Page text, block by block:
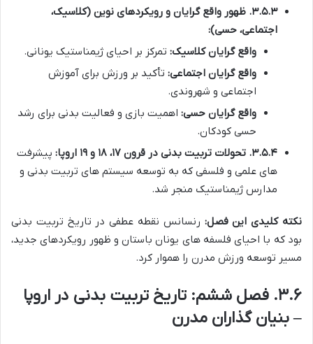
۳.۵.۳. ظهور واقع گرایان و رویکردهای نوین (کلاسیک،
اجتماعی، حسی):
واقع گرایان کلاسیک: تمرکز بر احیای ژیمناستیک یونانی.
واقع گرایان اجتماعی: تأکید بر ورزش برای آموزش
اجتماعی و شهروندی.
واقع گرایان حسی: اهمیت بازی و فعالیت بدنی برای رشد
حسی کودکان.
۳.۵.۴. تحولات تربیت بدنی در قرون ۱۷، ۱۸ و ۱۹ اروپا:
پیشرفت
های علمی و فلسفی که به توسعه سیستم های تربیت بدنی و
مدارس ژیمناستیک منجر شد.
نکته کلیدی این فصل: رنسانس نقطه عطفی در تاریخ تربیت بدنی
بود که با احیای فلسفه های یونان باستان و ظهور رویکردهای جدید،
مسیر توسعه ورزش مدرن را هموار کرد.
۳.۶. فصل ششم: تاریخ تربیت بدنی در اروپا
– بنیان گذاران مدرن